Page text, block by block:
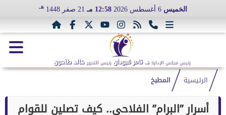
الخميس 12:58 مـ 21 صفر 1448 هـ
رئيس مجلس الإدارة د. تامر قبودان رئيس التحرير خالد طاحون
الرئيسية المطبخ
أسرار ”البرام” الفلاحي.. كيف تصلين للقوام